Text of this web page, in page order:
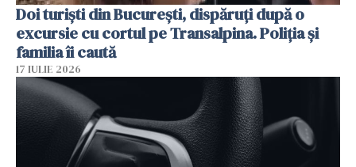
Doi turiști din București, dispăruți după o
excursie cu cortul pe Transalpina. Poliția și
familia îi caută
17 IULIE 2026